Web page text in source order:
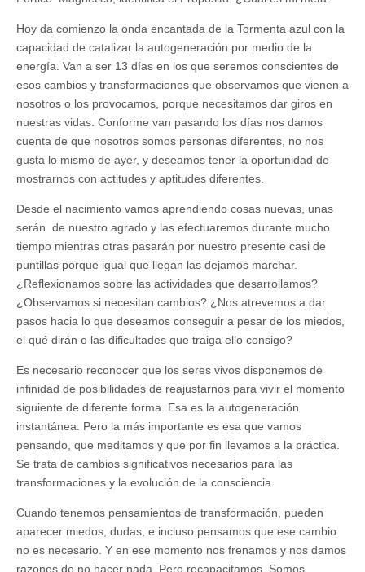
Hoy da comienzo la onda encantada de la Tormenta azul con la
capacidad de catalizar la autogeneración por medio de la
energía. Van a ser 13 días en los que seremos conscientes de
esos cambios y transformaciones que observamos que vienen a
nosotros o los provocamos, porque necesitamos dar giros en
nuestras vidas. Conforme van pasando los días nos damos
cuenta de que nosotros somos personas diferentes, no nos
gusta lo mismo de ayer, y deseamos tener la oportunidad de
mostrarnos con actitudes y aptitudes diferentes.
Desde el nacimiento vamos aprendiendo cosas nuevas, unas
serán de nuestro agrado y las efectuaremos durante mucho
tiempo mientras otras pasarán por nuestro presente casi de
puntillas porque igual que llegan las dejamos marchar.
¿Reflexionamos sobre las actividades que desarrollamos?
¿Observamos si necesitan cambios? ¿Nos atrevemos a dar
pasos hacia lo que deseamos conseguir a pesar de los miedos,
el qué dirán o las dificultades que traiga ello consigo?
Es necesario reconocer que los seres vivos disponemos de
infinidad de posibilidades de reajustarnos para vivir el momento
siguiente de diferente forma. Esa es la autogeneración
instantánea. Pero la más importante es esa que vamos
pensando, que meditamos y que por fin llevamos a la práctica.
Se trata de cambios significativos necesarios para las
transformaciones y la evolución de la consciencia.
Cuando tenemos pensamientos de transformación, pueden
aparecer miedos, dudas, e incluso pensamos que ese cambio
no es necesario. Y en ese momento nos frenamos y nos damos
razones de no hacer nada. Pero recapacitamos. Somos